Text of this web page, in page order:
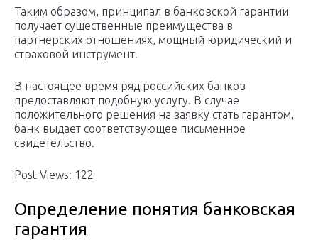
Таким образом, принципал в банковской гарантии
получает существенные преимущества в
партнерских отношениях, мощный юридический и
страховой инструмент.
В настоящее время ряд российских банков
предоставляют подобную услугу. В случае
положительного решения на заявку стать гарантом,
банк выдает соответствующее письменное
свидетельство.
Post Views: 122
Определение понятия банковская
гарантия